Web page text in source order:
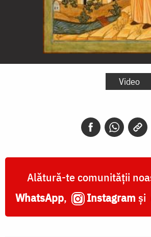
Sfântul
Video
Alătură-te comunității
WhatsApp, Instagram și